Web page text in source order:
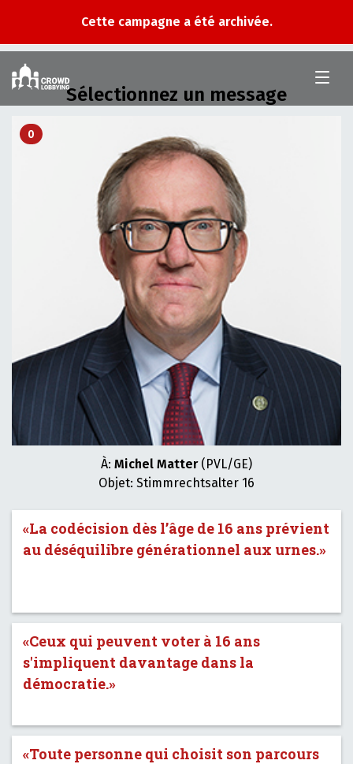
Cette campagne a été archivée.
Sélectionnez un message
0
À: Michel Matter(PVL/GE)
Objet: Stimmrechtsalter 16
«La codécision dès l’âge de 16 ans prévient
au déséquilibre générationnel aux urnes.»
«Ceux qui peuvent voter à 16 ans
s'impliquent davantage dans la
démocratie.»
«Toute personne qui choisit son parcours